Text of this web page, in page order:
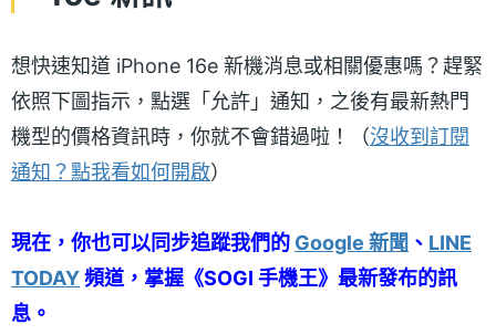
想快速知道 iPhone 16e 新機消息或相關優惠嗎？趕緊
依照下圖指示，點選「允許」通知，之後有最新熱門
機型的價格資訊時，你就不會錯過啦！（沒收到訂閱
通知？點我看如何開啟）
現在，你也可以同步追蹤我們的 Google 新聞 、 LINE
TODAY頻道，掌握《SOGI 手機王》最新發布的訊
息。